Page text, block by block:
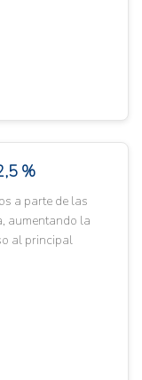
%
a parte de las
aumentando la
al principal